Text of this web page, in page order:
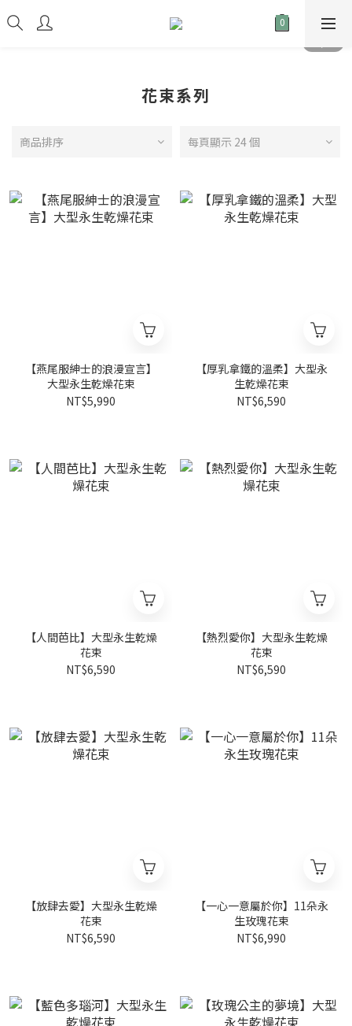
花束系列
商品排序 每頁顯示 24 個
【燕尾服紳士的浪漫宣言】
大型永生乾燥花束
NT$5,990
【厚乳拿鐵的溫柔】大型永
生乾燥花束
NT$6,590
【人間芭比】大型永生乾燥
花束
NT$6,590
【熱烈愛你】大型永生乾燥
花束
NT$6,590
【放肆去愛】大型永生乾燥
花束
NT$6,590
【一心一意屬於你】11朵永
生玫瑰花束
NT$6,990